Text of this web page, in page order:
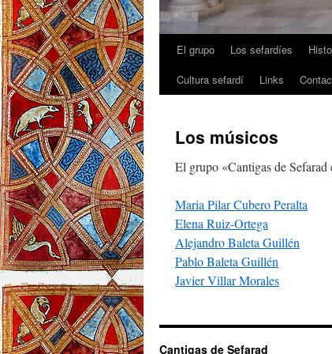
El grupo Los sefardíes
Cultura sefardí
Links
Los músicos
El grupo «Cantigas de Sefarad
Maria Pilar Cubero Peralta
Elena Ruiz-Ortega
Alejandro Baleta Guillén
Pablo Baleta Guillén
Javier Villar Morales
Cantigas de Sefarad